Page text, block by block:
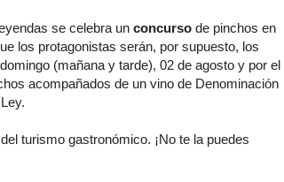
se celebra un concurso de pinchos en
los protagonistas serán, por supuesto, los
(mañana y tarde), 02 de agosto y por el
acompañados de un vino de Denominación
turismo gastronómico. ¡No te la puedes